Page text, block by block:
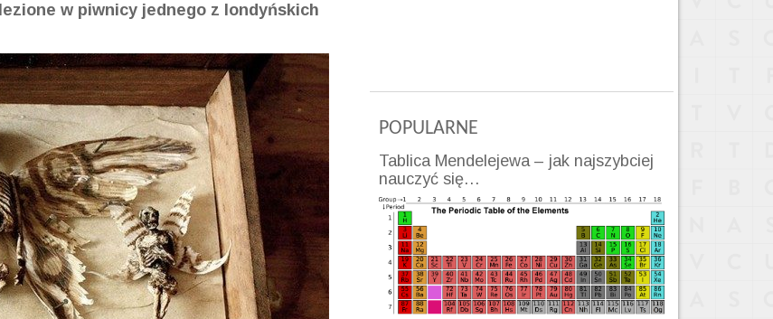
w piwnicy jednego z londyńskich
POPULARNE
Tablica Mendelejewa – jak najszybciej
nauczyć się…